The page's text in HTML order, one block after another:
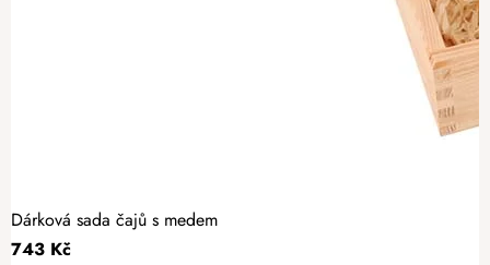
Dárková sada čajů s medem
743 Kč